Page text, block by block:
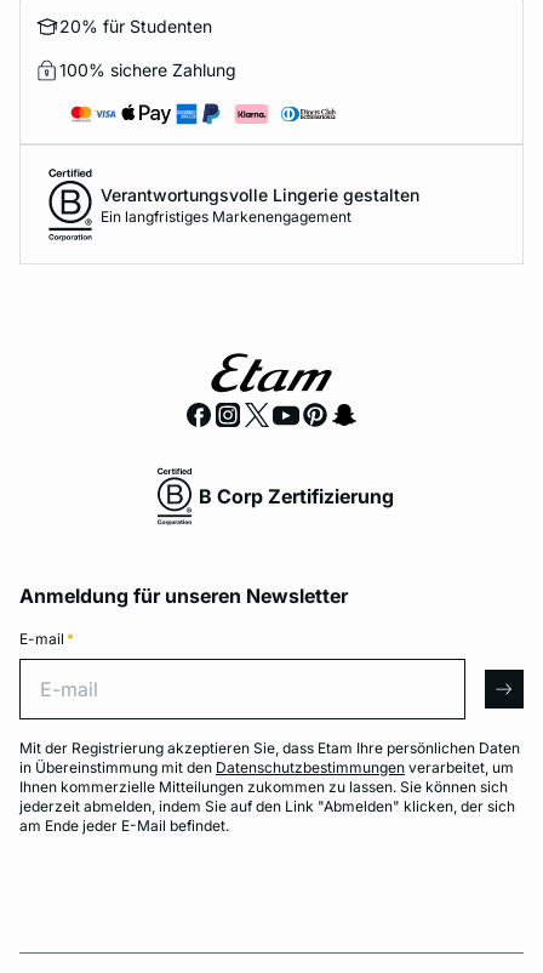
20% für Studenten
100% sichere Zahlung
Verantwortungsvolle Lingerie gestalten
Ein langfristiges Markenengagement
B Corp Zertifizierung
Anmeldung für unseren Newsletter
E-mail *
Mit der Registrierung akzeptieren Sie, dass Etam Ihre persönlichen Daten
in Übereinstimmung mit den Datenschutzbestimmungen verarbeitet, um
Ihnen kommerzielle Mitteilungen zukommen zu lassen. Sie können sich
jederzeit abmelden, indem Sie auf den Link "Abmelden" klicken, der sich
am Ende jeder E-Mail befindet.